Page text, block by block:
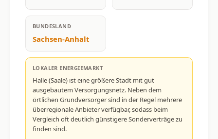
BUNDESLAND
Sachsen-Anhalt
LOKALER ENERGIEMARKT
Halle (Saale) ist eine größere Stadt mit gut
ausgebautem Versorgungsnetz. Neben dem
örtlichen Grundversorger sind in der Regel mehrere
überregionale Anbieter verfügbar, sodass beim
Vergleich oft deutlich günstigere Sonderverträge zu
finden sind.